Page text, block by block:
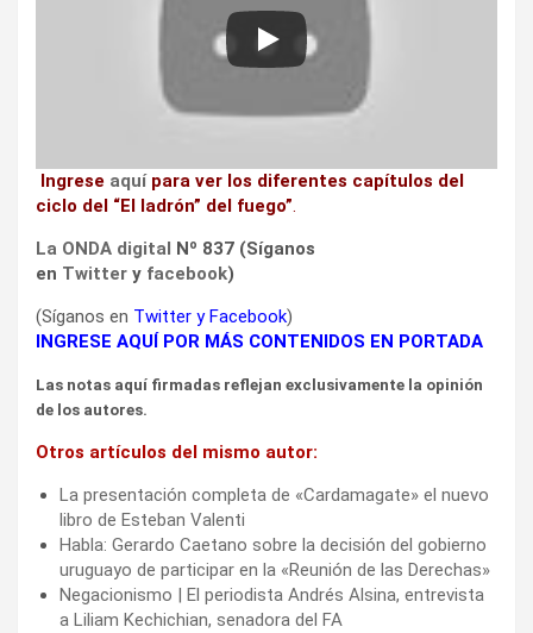
Ingrese aquí para ver los diferentes capítulos del
ciclo del “El ladrón” del fuego”.
La ONDA digital Nº 837 (Síganos
en Twitter y facebook)
(Síganos en Twitter yFacebook)
INGRESE AQUÍ POR MÁS CONTENIDOS EN PORTADA
Las notas aquí firmadas reflejan exclusivamente la opinión
de los autores.
Otros artículos del mismo autor:
La presentación completa de «Cardamagate» el nuevo
libro de Esteban Valenti
Habla: Gerardo Caetano sobre la decisión del gobierno
uruguayo de participar en la «Reunión de las Derechas»
Negacionismo | El periodista Andrés Alsina, entrevista
a Liliam Kechichian, senadora del FA